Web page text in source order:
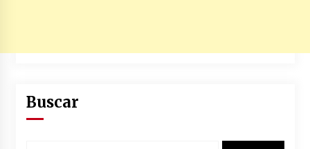
Buscar